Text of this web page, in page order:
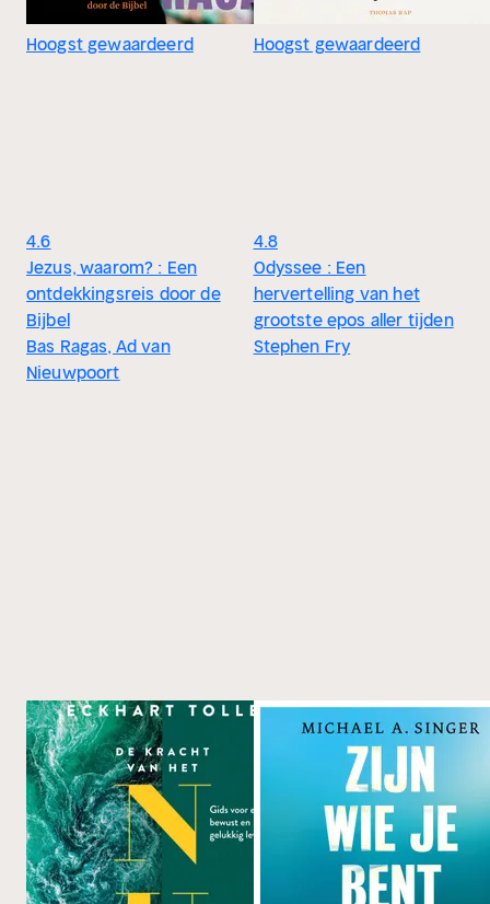
Hoogst gewaardeerd
4.6
Jezus, waarom? : Een
ontdekkingsreis door de
Bijbel
Bas Ragas, Ad van
Nieuwpoort
Hoogst gewaardeerd
4.8
Odyssee : Een
hervertelling van het
grootste epos aller tijden
Stephen Fry